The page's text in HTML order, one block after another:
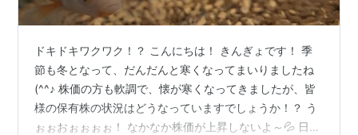
ドキドキワクワク！？ こんにちは！ きんぎょです！ 季
節も冬となって、だんだんと寒くなってまいりましたね
(^^♪ 株価の方も軟調で、懐が寒くなってきましたが、皆
様の保有株の状況はどうなっていますでしょうか！？ う
ぉぉおぉぉぉぉ！ なかなか株価が上昇しないよ～💦 日経